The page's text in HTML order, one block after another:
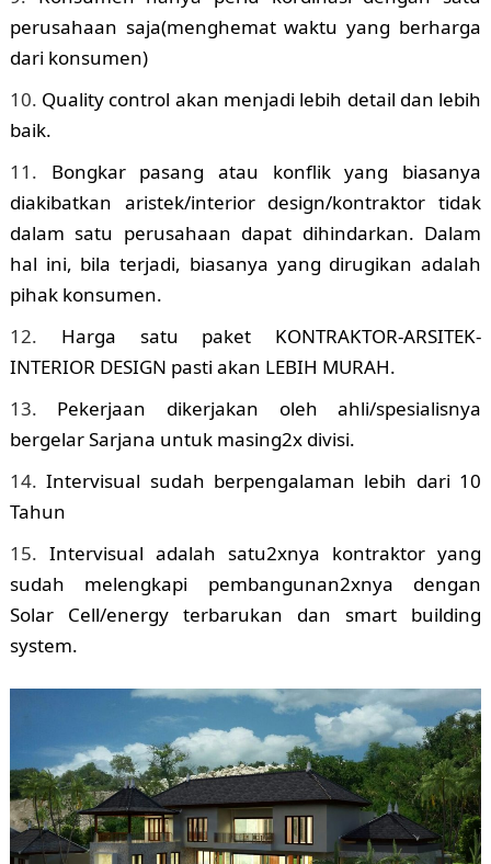
perusahaan saja(menghemat waktu yang berharga
dari konsumen)
Quality control akan menjadi lebih detail dan lebih
baik.
Bongkar pasang atau konflik yang biasanya
diakibatkan aristek/interior design/kontraktor tidak
dalam satu perusahaan dapat dihindarkan. Dalam
hal ini, bila terjadi, biasanya yang dirugikan adalah
pihak konsumen.
Harga satu paket KONTRAKTOR-ARSITEK-
INTERIOR DESIGN pasti akan LEBIH MURAH.
Pekerjaan dikerjakan oleh ahli/spesialisnya
bergelar Sarjana untuk masing2x divisi.
Intervisual sudah berpengalaman lebih dari 10
Tahun
Intervisual adalah satu2xnya kontraktor yang
sudah melengkapi pembangunan2xnya dengan
Solar Cell/energy terbarukan dan smart building
system.